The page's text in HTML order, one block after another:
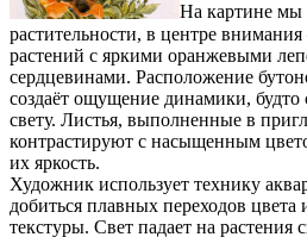
На картине мы
растительности, в центре
растений с яркими оранжевыми
сердцевинами. Расположение
создаёт ощущение динамики, будто
свету. Листья, выполненные в
контрастируют с насыщенным
их яркость.
Художник использует технику
добиться плавных переходов
текстуры. Свет падает на растения